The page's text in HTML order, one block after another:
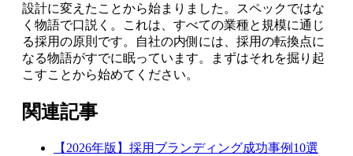
設計に変えたことから始まりました。スペックではな
く物語で口説く。これは、すべての業種と規模に通じ
る採用の原則です。自社の内側には、採用の転換点に
なる物語がすでに眠っています。まずはそれを掘り起
こすことから始めてください。
関連記事
【2026年版】採用ブランディング成功事例10選